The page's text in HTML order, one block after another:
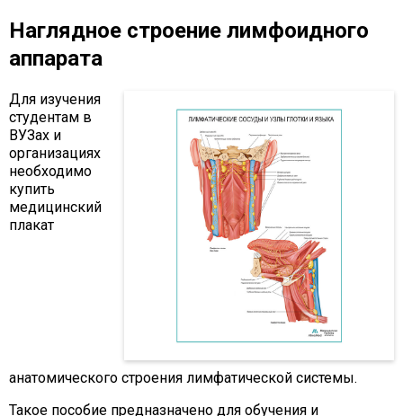
Наглядное строение лимфоидного
аппарата
Для изучения
студентам в
ВУЗах и
организациях
необходимо
купить
медицинский
плакат
анатомического строения лимфатической системы.
Такое пособие предназначено для обучения и